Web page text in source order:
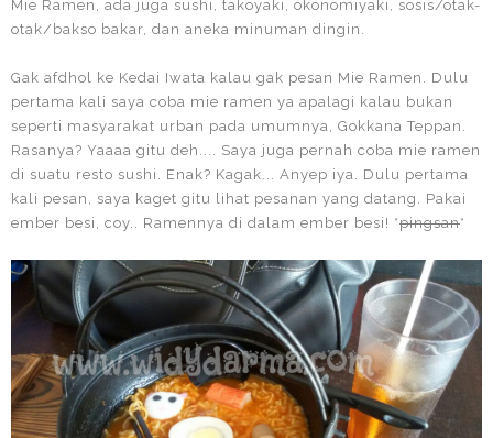
Mie Ramen, ada juga sushi, takoyaki, okonomiyaki, sosis/otak-
otak/bakso bakar, dan aneka minuman dingin.
Gak afdhol ke Kedai Iwata kalau gak pesan Mie Ramen. Dulu
pertama kali saya coba mie ramen ya apalagi kalau bukan
seperti masyarakat urban pada umumnya, Gokkana Teppan.
Rasanya? Yaaaa gitu deh.... Saya juga pernah coba mie ramen
di suatu resto sushi. Enak? Kagak... Anyep iya. Dulu pertama
kali pesan, saya kaget gitu lihat pesanan yang datang. Pakai
ember besi, coy.. Ramennya di dalam ember besi! *pingsan*